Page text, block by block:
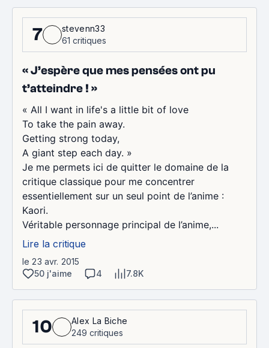
7
stevenn33
61 critiques
« J’espère que mes pensées ont pu
t’atteindre ! »
« All I want in life's a little bit of love
To take the pain away.
Getting strong today,
A giant step each day. »
Je me permets ici de quitter le domaine de la
critique classique pour me concentrer
essentiellement sur un seul point de l’anime :
Kaori.
Véritable personnage principal de l’anime,...
Lire la critique
le 23 avr. 2015
50 j'aime
4 7.8K
10
Alex La Biche
249 critiques